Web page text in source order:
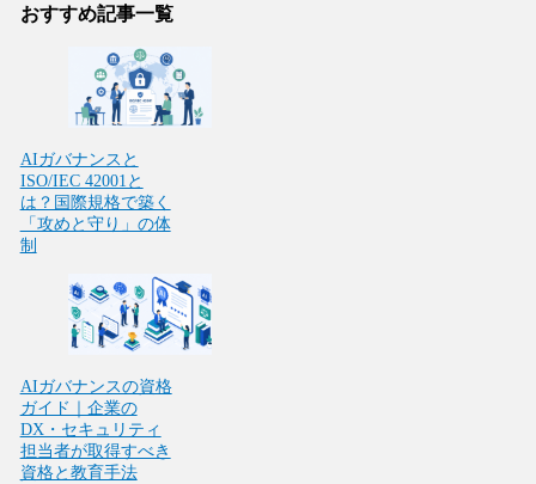
おすすめ記事一覧
AIガバナンスと
ISO/IEC 42001と
は？国際規格で築く
「攻めと守り」の体
制
AIガバナンスの資格
ガイド｜企業の
DX・セキュリティ
担当者が取得すべき
資格と教育手法